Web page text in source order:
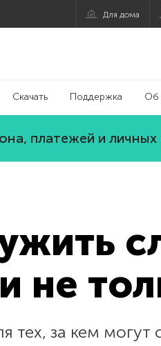
Для дома
Скачать Поддержка Об
платежей и личных
не
тех, за кем